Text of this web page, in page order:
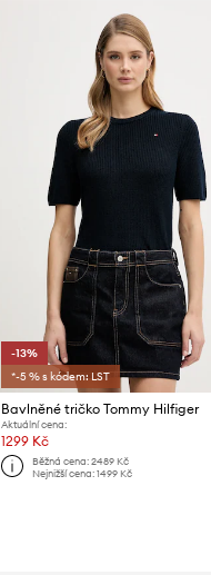
-13%
*-5 % s kódem: LST
Bavlněné tričko Tommy Hilfiger
Aktuální cena:
1299 Kč
Běžná cena: 2489 Kč
Nejnižší cena: 1499 Kč